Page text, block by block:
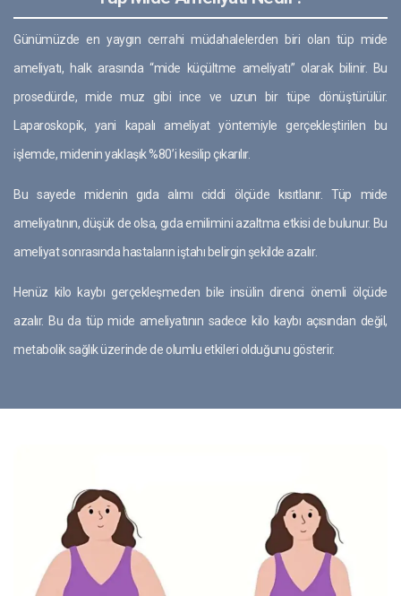
Günümüzde en yaygın cerrahi müdahalelerden biri olan tüp mide
ameliyatı, halk arasında “mide küçültme ameliyatı” olarak bilinir. Bu
prosedürde, mide muz gibi ince ve uzun bir tüpe dönüştürülür.
Laparoskopik, yani kapalı ameliyat yöntemiyle gerçekleştirilen bu
işlemde, midenin yaklaşık %80’i kesilip çıkarılır.
Bu sayede midenin gıda alımı ciddi ölçüde kısıtlanır. Tüp mide
ameliyatının, düşük de olsa, gıda emilimini azaltma etkisi de bulunur. Bu
ameliyat sonrasında hastaların iştahı belirgin şekilde azalır.
Henüz kilo kaybı gerçekleşmeden bile insülin direnci önemli ölçüde
azalır. Bu da tüp mide ameliyatının sadece kilo kaybı açısından değil,
metabolik sağlık üzerinde de olumlu etkileri olduğunu gösterir.